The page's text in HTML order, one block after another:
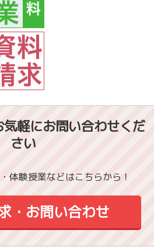
気軽にお問い合わせくだ
さい
体験授業などはこちらから！
・お問い合わせ